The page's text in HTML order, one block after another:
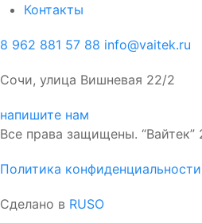
Контакты
8 962 881 57 88 info@vaitek.ru
Сочи, улица Вишневая 22/2
напишите нам
Все права защищены. “Вайтек”
Политика конфиденциальности
Сделано в RUSO